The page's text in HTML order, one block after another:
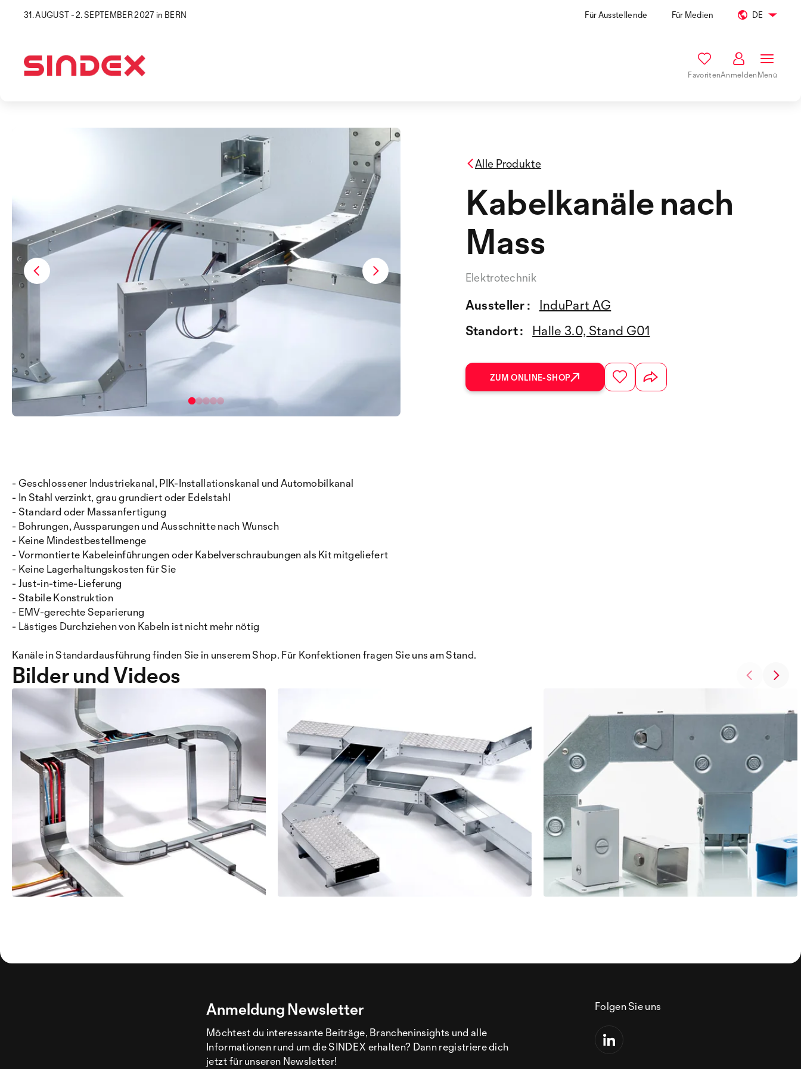
31. AUGUST - 2. SEPTEMBER 2027 in BERN Für Ausstellende Für Medien DE
FavoritenAnmeldenMenü
Alle Produkte
Kabelkanäle nach
Mass
Elektrotechnik
Aussteller :
InduPart AG
Standort :
Halle 3.0, Stand G01
ZUM ONLINE-SHOP
- Geschlossener Industriekanal, PIK-Installationskanal und Automobilkanal
- In Stahl verzinkt, grau grundiert oder Edelstahl
- Standard oder Massanfertigung
- Bohrungen, Aussparungen und Ausschnitte nach Wunsch
- Keine Mindestbestellmenge
- Vormontierte Kabeleinführungen oder Kabelverschraubungen als Kit mitgeliefert
- Keine Lagerhaltungskosten für Sie
- Just-in-time-Lieferung
- Stabile Konstruktion
- EMV-gerechte Separierung
- Lästiges Durchziehen von Kabeln ist nicht mehr nötig
Kanäle in Standardausführung finden Sie in unserem Shop. Für Konfektionen fragen Sie uns am Stand.
Bilder und Videos
Anmeldung Newsletter
Möchtest du interessante Beiträge, Brancheninsights und alle
Informationen rund um die SINDEX erhalten? Dann registriere dich
jetzt für unseren Newsletter!
Folgen Sie uns